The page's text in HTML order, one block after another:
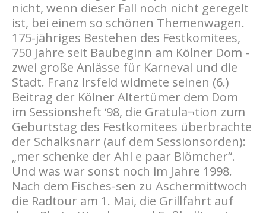
nicht, wenn dieser Fall noch nicht geregelt
ist, bei einem so schönen Themenwagen.
175-jähriges Bestehen des Festkomitees,
750 Jahre seit Baubeginn am Kölner Dom -
zwei große Anlässe für Karneval und die
Stadt. Franz lrsfeld widmete seinen (6.)
Beitrag der Kölner Altertümer dem Dom
im Sessionsheft ‘98, die Gratula¬tion zum
Geburtstag des Festkomitees überbrachte
der Schalksnarr (auf dem Sessionsorden):
„mer schenke der Ahl e paar Blömcher“.
Und was war sonst noch im Jahre 1998.
Nach dem Fisches-sen zu Aschermittwoch
die Radtour am 1. Mai, die Grillfahrt auf